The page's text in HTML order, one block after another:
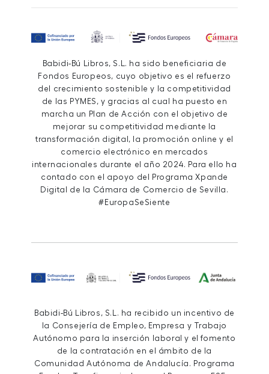
Babidi-Bú Libros, S.L. ha sido beneficiaria de
Fondos Europeos, cuyo objetivo es el refuerzo
del crecimiento sostenible y la competitividad
de las PYMES, y gracias al cual ha puesto en
marcha un Plan de Acción con el objetivo de
mejorar su competitividad mediante la
transformación digital, la promoción online y el
comercio electrónico en mercados
internacionales durante el año 2024. Para ello ha
contado con el apoyo del Programa Xpande
Digital de la Cámara de Comercio de Sevilla.
#EuropaSeSiente
Babidi-Bú Libros, S.L. ha recibido un incentivo de
la Consejería de Empleo, Empresa y Trabajo
Autónomo para la inserción laboral y el fomento
de la contratación en el ámbito de la
Comunidad Autónoma de Andalucía. Programa